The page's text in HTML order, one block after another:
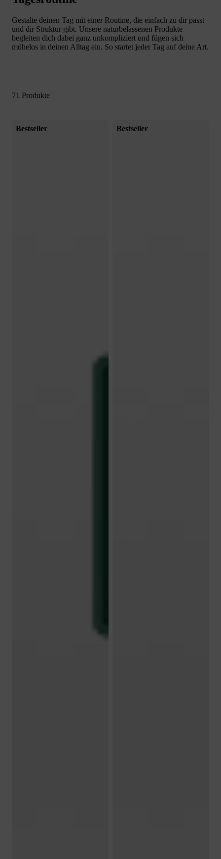
Gestalte deinen Tag mit einer Routine, die einfach zu dir passt
und dir Struktur gibt. Unsere naturbelassenen Produkte
begleiten dich dabei ganz unkompliziert und fügen sich
mühelos in deinen Alltag ein. So startet jeder Tag auf deine Art.
71 Produkte
Bestseller Bestseller